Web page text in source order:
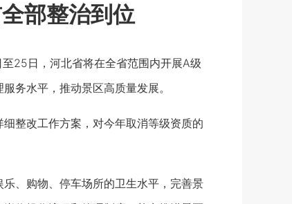
部整治到位
25日，河北省将在全省范围内开展A级
务水平，推动景区高质量发展。
整改工作方案，对今年取消等级资质的
、购物、停车场所的卫生水平，完善景